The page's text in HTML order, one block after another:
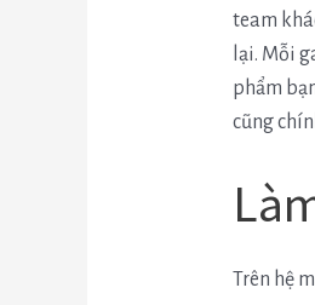
team
lại. Mỗi
phẩm
cũng
Trên hệ